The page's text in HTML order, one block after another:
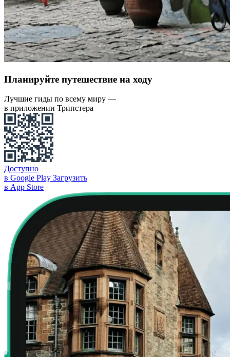
Планируйте путешествие на ходу
Лучшие гиды по всему миру —
в приложении Трипстера
Доступно
в Google Play Загрузить
в App Store